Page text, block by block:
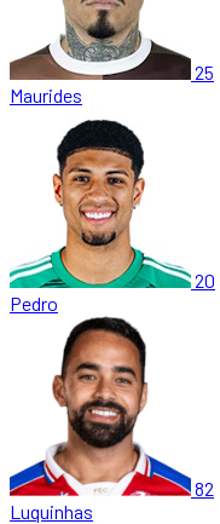
25
Maurides
20
Pedro
82
Luquinhas